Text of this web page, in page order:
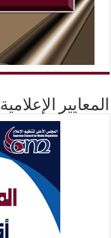
المعايير الإعلامية